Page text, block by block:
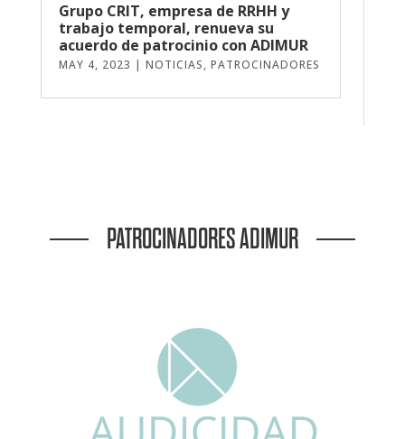
Grupo CRIT, empresa de RRHH y
trabajo temporal, renueva su
acuerdo de patrocinio con ADIMUR
MAY 4, 2023 | NOTICIAS, PATROCINADORES
PATROCINADORES ADIMUR